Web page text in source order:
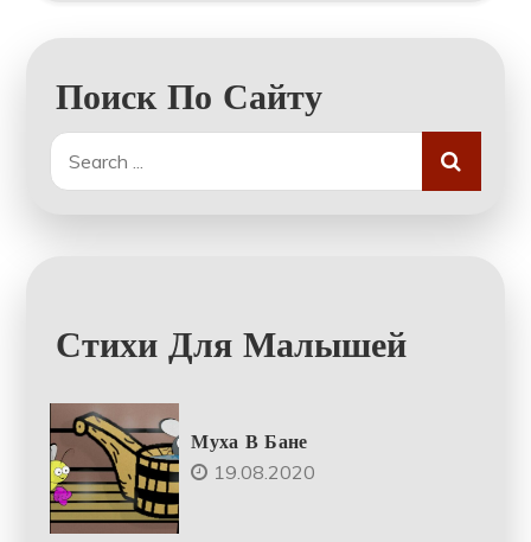
Поиск По Сайту
Search
for:
Стихи Для Малышей
Муха В Бане
19.08.2020